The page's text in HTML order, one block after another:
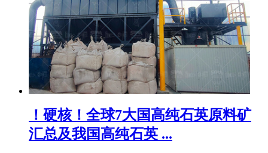
！硬核！全球7大国高纯石英原料矿
汇总及我国高纯石英 ...